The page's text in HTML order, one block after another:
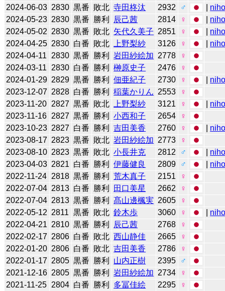
2024-06-03 2830 黒番 敗北 寺田柊汰 2932 ♂
2024-05-23 2830 黒番 勝利 辰己茜 2814 ♀
2024-05-02 2830 黒番 敗北 矢代久美子 2851 ♀
2024-04-25 2830 白番 敗北 上野梨紗 3126 ♀
2024-04-11
2830 黒番 勝利 岩田紗絵加 2778
♀
2024-03-11
2830 白番 勝利 榊原史子 2476
♀
2024-01-29 2829 黒番 勝利 佃亜紀子 2730 ♀
2023-12-07 2828 白番 勝利 稲葉かりん 2553
♀
2023-11-20 2827 黒番 敗北 上野梨紗 3121 ♀
2023-11-16 2827 黒番 勝利 小西和子 2654
♀
2023-10-23 2827 白番 勝利 吉田美香 2760 ♀
2023-08-17 2823 黒番 敗北 岩田紗絵加 2773
♀
2023-08-10 2823 黒番 敗北 小長井克 2812 ♂
2023-04-03 2821 白番 勝利 伊藤健良 2809 ♂
2022-11-24 2818 黒番 勝利 荒木真子 2151
♀
2022-07-04 2813 白番 勝利 田口美星 2662
♀
2022-07-04 2813 黒番 勝利 髙山邊楓実 2605
♀
2022-05-12 2811 黒番 敗北 鈴木歩 3060 ♀
2022-04-21 2810 黒番 勝利 辰己茜 2768
♀
2022-02-17 2806 白番 敗北 西山静佳 2665
♀
2022-01-20 2806 白番 敗北 吉田美香 2786
♀
2022-01-17 2805 黒番 勝利 山内正樹 2395
♂
2021-12-16 2805 黒番 勝利 岩田紗絵加 2734
♀
2021-11-25 2804 白番 勝利 多冨佳絵 2295
♀